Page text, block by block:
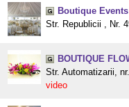
Boutique Events
Str. Republicii , Nr.
BOUTIQUE
Str. Automatizarii,
video